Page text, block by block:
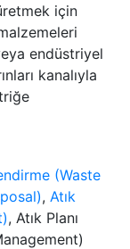
için
endüstriyel
kanalıyla
(Waste
, Atık
, Atık Planı